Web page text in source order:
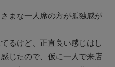
まな一人席の方が孤独感が
るけど、正直良い感じはし
じたので、仮に一人で来店